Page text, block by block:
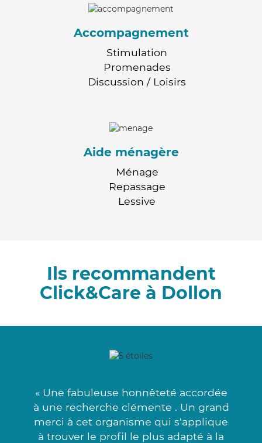
Accompagnement
Stimulation
Promenades
Discussion / Loisirs
Aide ménagère
Ménage
Repassage
Lessive
Ils recommandent
Click&Care à Dollon
« Une fabuleuse honnêteté accordée
à une recherche clémente . Un grand
merci à cet organisme qui s'applique
à trouver le profil le plus adapté à la